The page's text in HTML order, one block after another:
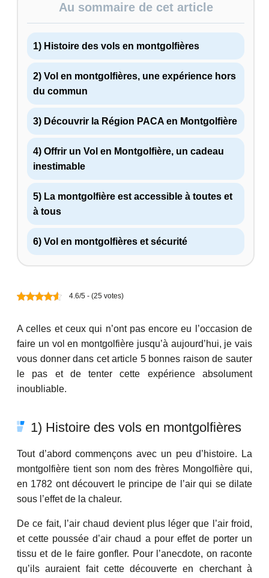
Au sommaire de cet article
1) Histoire des vols en montgolfières
2) Vol en montgolfières, une expérience hors
du commun
3) Découvrir la Région PACA en Montgolfière
4) Offrir un Vol en Montgolfière, un cadeau
inestimable
5) La montgolfière est accessible à toutes et
à tous
6) Vol en montgolfières et sécurité
4.6/5 - (25 votes)
A celles et ceux qui n’ont pas encore eu l’occasion de
faire un vol en montgolfière jusqu’à aujourd’hui, je vais
vous donner dans cet article 5 bonnes raison de sauter
le pas et de tenter cette expérience absolument
inoubliable.
1) Histoire des vols en montgolfières
Tout d’abord commençons avec un peu d’histoire. La
montgolfière tient son nom des frères Mongolfière qui,
en 1782 ont découvert le principe de l’air qui se dilate
sous l’effet de la chaleur.
De ce fait, l’air chaud devient plus léger que l’air froid,
et cette poussée d’air chaud a pour effet de porter un
tissu et de le faire gonfler. Pour l’anecdote, on raconte
qu’ils auraient fait cette découverte en cherchant à